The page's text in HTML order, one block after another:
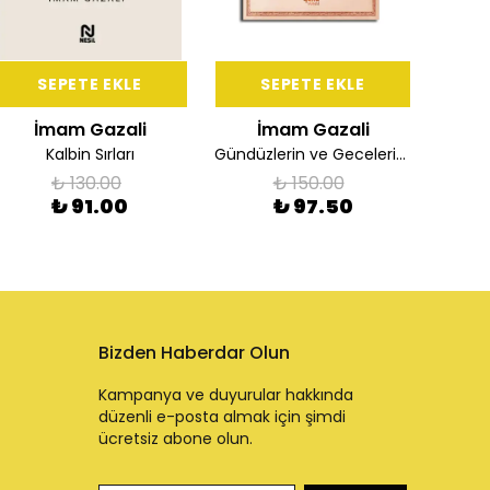
SEPETE EKLE
İmam Gazali
Kalbin Sırları
₺ 130.00
₺ 91.00
SEPETE EKLE
İmam Gazali
Gündüzlerin ve Gecelerin İhyasının Fazileti
₺ 150.00
₺ 97.50
Bizden Haberdar Olun
Kampanya ve duyurular hakkında
düzenli e-posta almak için şimdi
ücretsiz abone olun.